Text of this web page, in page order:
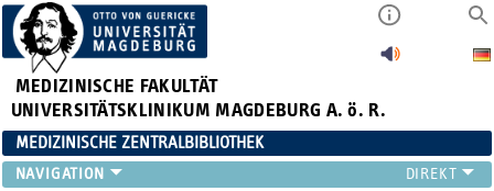
MEDIZINISCHE FAKULTÄT
UNIVERSITÄTSKLINIKUM MAGDEBURG A. ö. R.
MEDIZINISCHE ZENTRALBIBLIOTHEK